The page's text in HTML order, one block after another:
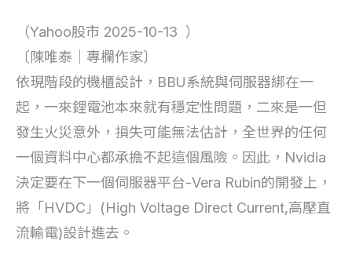
（Yahoo股市 2025-10-13 ）
〔陳唯泰｜專欄作家〕
依現階段的機櫃設計，BBU系統與伺服器綁在一
起，一來鋰電池本來就有穩定性問題，二來是一但
發生火災意外，損失可能無法估計，全世界的任何
一個資料中心都承擔不起這個風險。因此，Nvidia
決定要在下一個伺服器平台-Vera Rubin的開發上，
將「HVDC」(High Voltage Direct Current,高壓直
流輸電)設計進去。